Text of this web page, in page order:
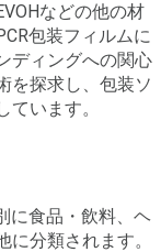
などの他の材
包装フィルムに
ディングへの関心
を探求し、包装ソ
います。
に食品・飲料、ヘ
分類されます。